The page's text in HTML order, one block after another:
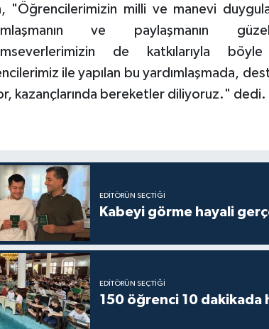
"Öğrencilerimizin milli ve manevi
ve paylaşmanın
de katkılarıyla
ile yapılan bu yardımlaşmada,
kazançlarında bereketler diliyoruz." dedi.
EDITÖRÜN SEÇTIĞI
Kabeyi görme hayali
EDITÖRÜN SEÇTIĞI
150 öğrenci 10 dakikada